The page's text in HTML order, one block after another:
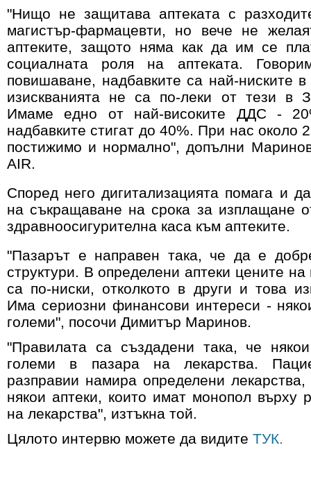
"Нищо не защитава аптеката с
магистър-фармацевти, но вече не
аптеките, защото няма как да им се
социалната роля на аптеката.
повишаване, надбавките са най-ниските
изискванията не са по-леки от тези в
Имаме едно от най-високите ДДС -
надбавките стигат до 40%. При нас около
постижимо и нормално", допълни
AIR.
Според него дигитализацията помага и
на съкращаване на срока за изплащане
здравноосигурителна каса към аптеките.
"Пазарът е направен така, че да е
структури. В определени аптеки цените на
са по-ниски, отколкото в други и това
Има сериозни финансови интереси -
големи", посочи Димитър Маринов.
"Правилата са създадени така, че
големи в пазара на лекарства.
разправии намира определени
някои аптеки, които имат монопол върху
на лекарства", изтъкна той.
Цялото интервю можете да видите ТУК.